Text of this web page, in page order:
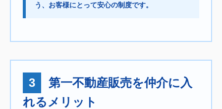
う、お客様にとって安心の制度です。
3
第一不動産販売を仲介に入
れるメリット